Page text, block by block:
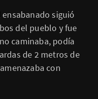
siguió
del pueblo y fue
caminaba, podía
de 2 metros de
con